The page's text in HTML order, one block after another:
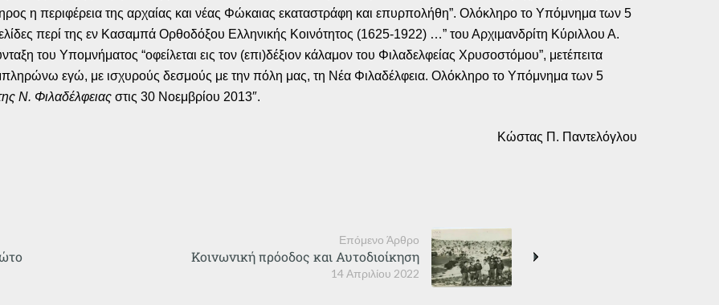
η περιφέρεια της αρχαίας και νέας Φώκαιας εκαταστράφη και επυρπολήθη”. Ολόκληρο το Υπόμνημα των 5
περί της εν Κασαμπά Ορθοδόξου Ελληνικής Κοινότητος (1625-1922) …” του Αρχιμανδρίτη Κύριλλου Α.
του Υπομνήματος “οφείλεται εις τον (επι)δέξιον κάλαμον του Φιλαδελφείας Χρυσοστόμου”, μετέπειτα
εγώ, με ισχυρούς δεσμούς με την πόλη μας, τη Νέα Φιλαδέλφεια. Ολόκληρο το Υπόμνημα των 5
Ν. Φιλαδέλφειας στις 30 Νοεμβρίου 2013″.
Κώστας Π. Παντελόγλου
Επόμενο Άρθρο
14 Απριλίου 2022
Κοινωνική πρόοδος και Αυτοδιοίκηση